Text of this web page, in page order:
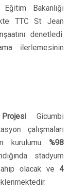
Bakanlığı
TTC St Jean
denetledi.
ilerlemesinin
Gicumbi
çalışmaları
kurulumu %98
stadyum
olacak ve4